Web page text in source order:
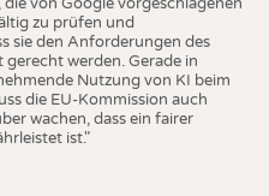
zu prüfen und
sie den Anforderungen des
werden. Gerade in
Nutzung von KI beim
die EU-Kommission auch
wachen, dass ein fairer
ist."